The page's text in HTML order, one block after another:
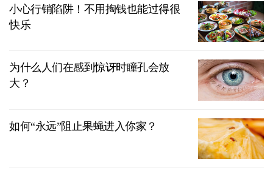
小心行销陷阱！不用掏钱也能过得很
快乐
为什么人们在感到惊讶时瞳孔会放
大？
如何“永远”阻止果蝇进入你家？